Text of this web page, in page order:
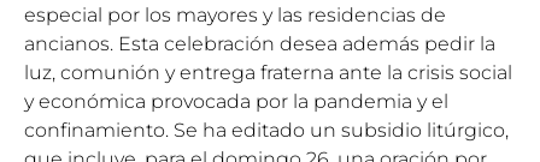
especial por los mayores y las residencias de
ancianos. Esta celebración desea además pedir la
luz, comunión y entrega fraterna ante la crisis social
y económica provocada por la pandemia y el
confinamiento. Se ha editado un subsidio litúrgico,